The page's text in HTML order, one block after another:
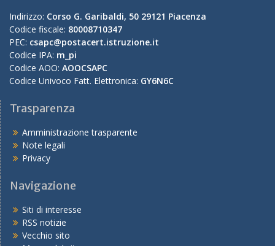
Indirizzo: Corso G. Garibaldi, 50 29121 Piacenza
Codice fiscale: 80008710347
PEC: csapc@postacert.istruzione.it
Codice IPA: m_pi
Codice AOO: AOOCSAPC
Codice Univoco Fatt. Elettronica: GY6N6C
Trasparenza
Amministrazione trasparente
Note legali
Privacy
Navigazione
Siti di interesse
RSS notizie
Vecchio sito